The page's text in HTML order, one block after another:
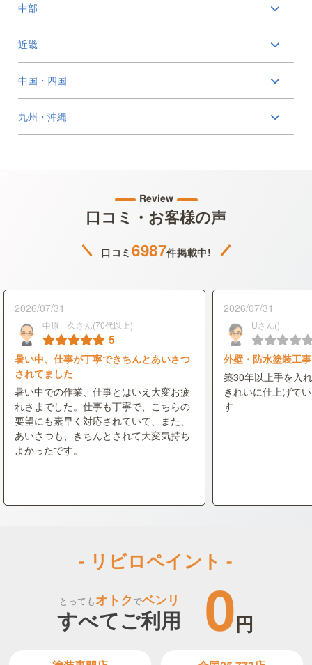
中部
近畿
中国・四国
九州・沖縄
Review
口コミ・お客様の声
口コミ6987件掲載中!
2026/07/31
中原 久さん(70代以上)
5
暑い中、仕事が丁寧できちんとあいさつ
されてました
暑い中での作業、仕事とはいえ大変お疲
れさまでした。仕事も丁寧で、こちらの
要望にも素早く対応されていて、また、
あいさつも、きちんとされて大変気持ち
よかったです。
2026/07/31
Uさん()
外壁・防水塗装工事
築30年以上手を入
きれいに仕上げて
す
- リビロペイント -
とってもオトクでベンリ
すべてご利用 0円